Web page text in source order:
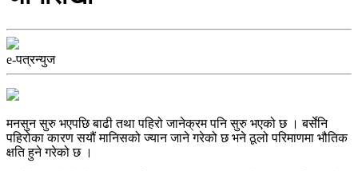
e-पत्रन्युज
मनसुन सुरु भएपछि बाढी तथा पहिरो जानेक्रम पनि सुरु भएको छ । बर्सेनि
पहिरोका कारण सयौं मानिसको ज्यान जाने गरेको छ भने ठूलो परिमाणमा भौतिक
क्षति हुने गरेको छ ।